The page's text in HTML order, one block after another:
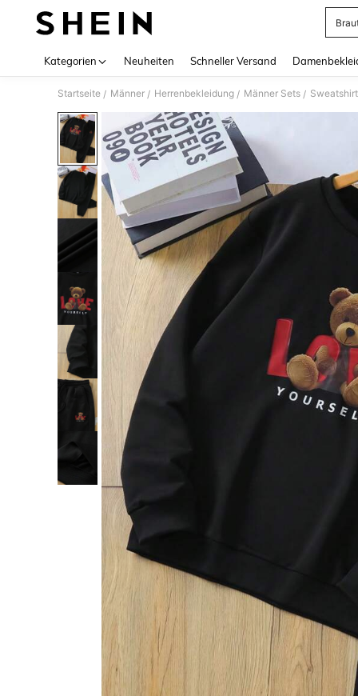
Kategorien Neuheiten Schneller Versand
Startseite / Männer / Herrenbekleidung / Männer Sets /